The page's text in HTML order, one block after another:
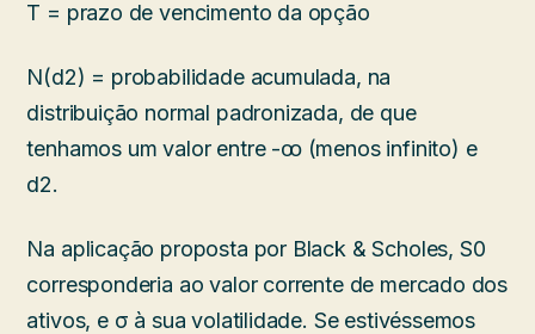
T = prazo de vencimento da opção
N(d2) = probabilidade acumulada, na
distribuição normal padronizada, de que
tenhamos um valor entre -ꚙ (menos infinito) e
d2.
Na aplicação proposta por Black & Scholes, S0
corresponderia ao valor corrente de mercado dos
ativos, e σ à sua volatilidade. Se estivéssemos